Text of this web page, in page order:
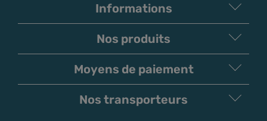
Informations
Nos produits
Moyens de paiement
Nos transporteurs